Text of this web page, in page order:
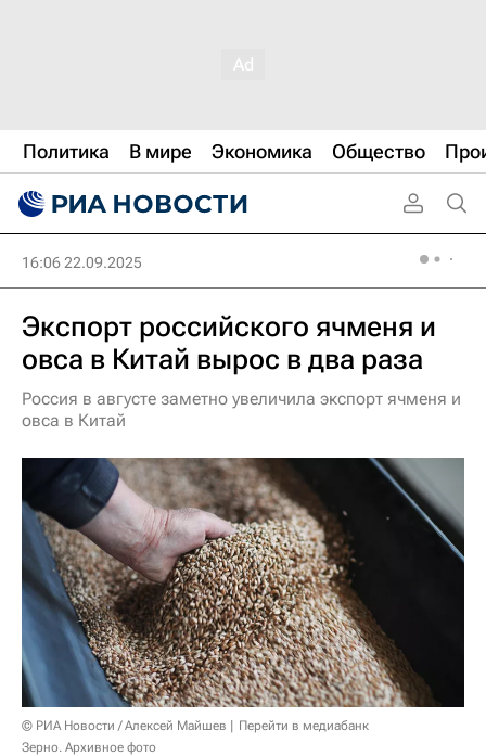
Политика В мире Экономика Общество
16:06 22.09.2025
Экспорт российского ячменя и
овса в Китай вырос в два раза
Россия в августе заметно увеличила экспорт ячменя и
овса в Китай
© РИА Новости / Алексей Майшев
Перейти в медиабанк
Зерно. Архивное фото